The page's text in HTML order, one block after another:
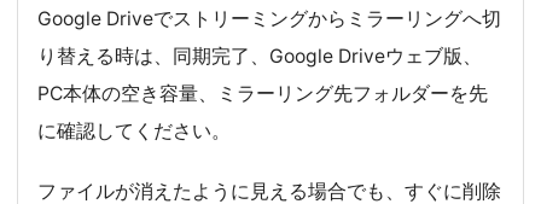
Google Driveでストリーミングからミラーリングへ切
り替える時は、同期完了、Google Driveウェブ版、
PC本体の空き容量、ミラーリング先フォルダーを先
に確認してください。
ファイルが消えたように見える場合でも、すぐに削除